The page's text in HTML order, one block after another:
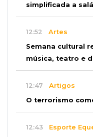
simplificada a
12:52 Artes
Semana cultural
música, teatro e
12:47 Artigos
O terrorismo
12:43 Esporte